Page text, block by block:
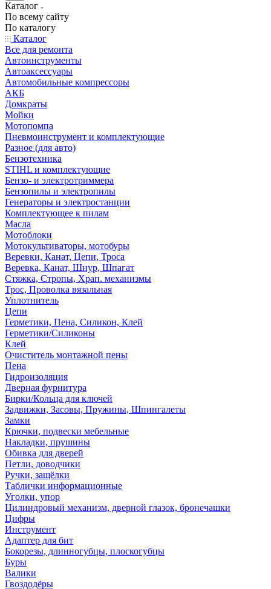
Каталог
По всему сайту
По каталогу
Каталог
Все для ремонта
Автоинструменты
Автоаксессуары
Автомобильные компрессоры
АКБ
Домкраты
Мойки
Мотопомпа
Пневмоинструмент и комплектующие
Разное (для авто)
Бензотехника
STIHL и комплектующие
Бензо- и электротриммера
Бензопилы и электропилы
Генераторы и электростанции
Комплектующее к пилам
Масла
Мотоблоки
Мотокультиваторы, мотобуры
Веревки, Канат, Цепи, Троса
Веревка, Канат, Шнур, Шпагат
Стяжка, Стропы, Храп. механизмы
Трос, Проволка вязальная
Уплотнитель
Цепи
Герметики, Пена, Силикон, Клей
Герметики/Силиконы
Клей
Очиститель монтажной пены
Пена
Гидроизоляция
Дверная фурнитура
Бирки/Кольца для ключей
Задвижки, Засовы, Пружины, Шпингалеты
Замки
Крючки, подвески мебельные
Накладки, прушины
Обивка для дверей
Петли, доводчики
Ручки, защёлки
Таблички информационные
Уголки, упор
Цилиндровый механизм, дверной глазок, бронечашки
Цифры
Инструмент
Адаптер для бит
Бокорезы, длинногубцы, плоскогубцы
Буры
Валики
Гвоздодёры